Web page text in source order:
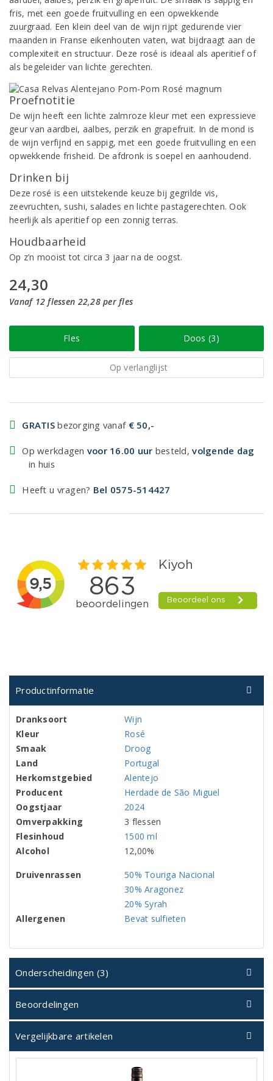
fris, met een goede fruitvulling en een opwekkende
zuurgraad. Een klein deel van de wijn rijpt gedurende vier
maanden in Franse eikenhouten vaten, wat bijdraagt aan de
complexiteit en structuur. Deze rosé is ideaal als aperitief of
als begeleider van lichte gerechten.
Proefnotitie
De wijn heeft een lichte zalmroze kleur met een expressieve
geur van aardbei, aalbes, perzik en grapefruit. In de mond is
de wijn verfijnd en sappig, met een goede fruitvulling en een
opwekkende frisheid. De afdronk is soepel en aanhoudend.
Drinken bij
Deze rosé is een uitstekende keuze bij gegrilde vis,
zeevruchten, sushi, salades en lichte pastagerechten. Ook
heerlijk als aperitief op een zonnig terras.
Houdbaarheid
Op z’n mooist tot circa 3 jaar na de oogst.
24,30
Vanaf 12 flessen 22,28 per fles
Fles Doos (3)
Op verlanglijst
GRATIS bezorging vanaf € 50,-
Op werkdagen voor 16.00 uur besteld,volgende dag
in huis
Heeft u vragen? Bel 0575-514427
Productinformatie
Dranksoort
Wijn
Kleur
Rosé
Smaak
Droog
Land
Portugal
Herkomstgebied
Alentejo
Producent
Herdade de São Miguel
Oogstjaar
2024
Omverpakking
3 flessen
Flesinhoud
1500 ml
Alcohol
12,00%
Druivenrassen
50% Touriga Nacional
30% Aragonez
20% Syrah
Allergenen
Bevat sulfieten
Onderscheidingen (3)
Beoordelingen
Vergelijkbare artikelen